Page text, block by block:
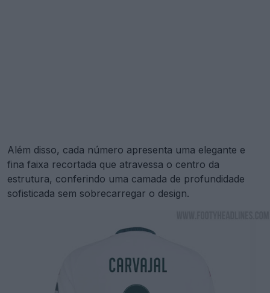
Além disso, cada número apresenta uma elegante e
fina faixa recortada que atravessa o centro da
estrutura, conferindo uma camada de profundidade
sofisticada sem sobrecarregar o design.